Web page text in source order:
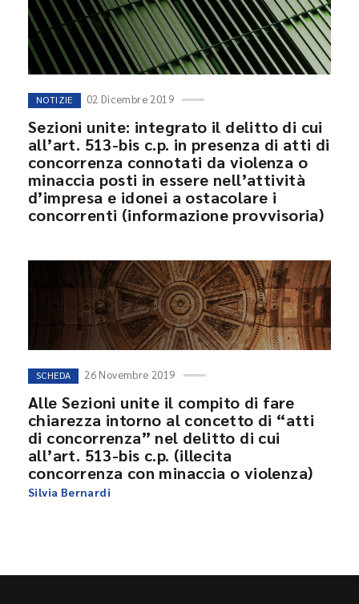
NOTIZIE 02 Dicembre 2019
Sezioni unite: integrato il delitto di cui
all’art. 513-bis c.p. in presenza di atti di
concorrenza connotati da violenza o
minaccia posti in essere nell’attività
d’impresa e idonei a ostacolare i
concorrenti (informazione provvisoria)
SCHEDA 26 Novembre 2019
Alle Sezioni unite il compito di fare
chiarezza intorno al concetto di “atti
di concorrenza” nel delitto di cui
all’art. 513-bis c.p. (illecita
concorrenza con minaccia o violenza)
Silvia Bernardi